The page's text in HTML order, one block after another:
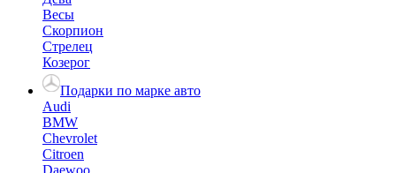
Весы
Скорпион
Стрелец
Козерог
Подарки по марке авто
Audi
BMW
Chevrolet
Citroen
Daewoo